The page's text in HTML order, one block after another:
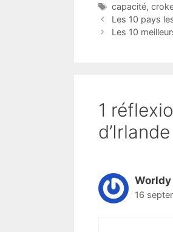
Étiquettes
capacité,
Les 10 pays
Les 10
1
Worldy
16